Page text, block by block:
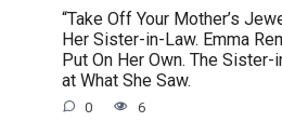
“Take Off Your Mother’s
Her Sister-in-Law. Emma
Put On Her Own. The Sister-
at What She Saw.
0 6